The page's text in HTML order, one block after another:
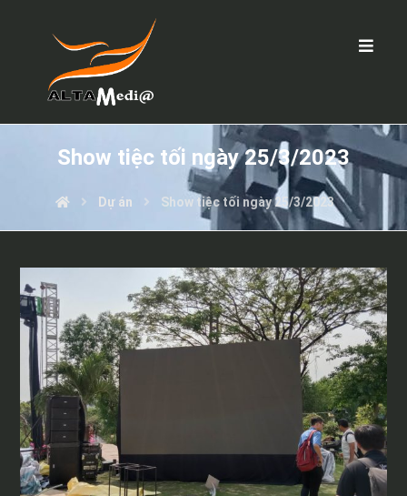
Show tiệc tối ngày 25/3/2023
Dự án Show tiệc tối ngày 25/3/2023